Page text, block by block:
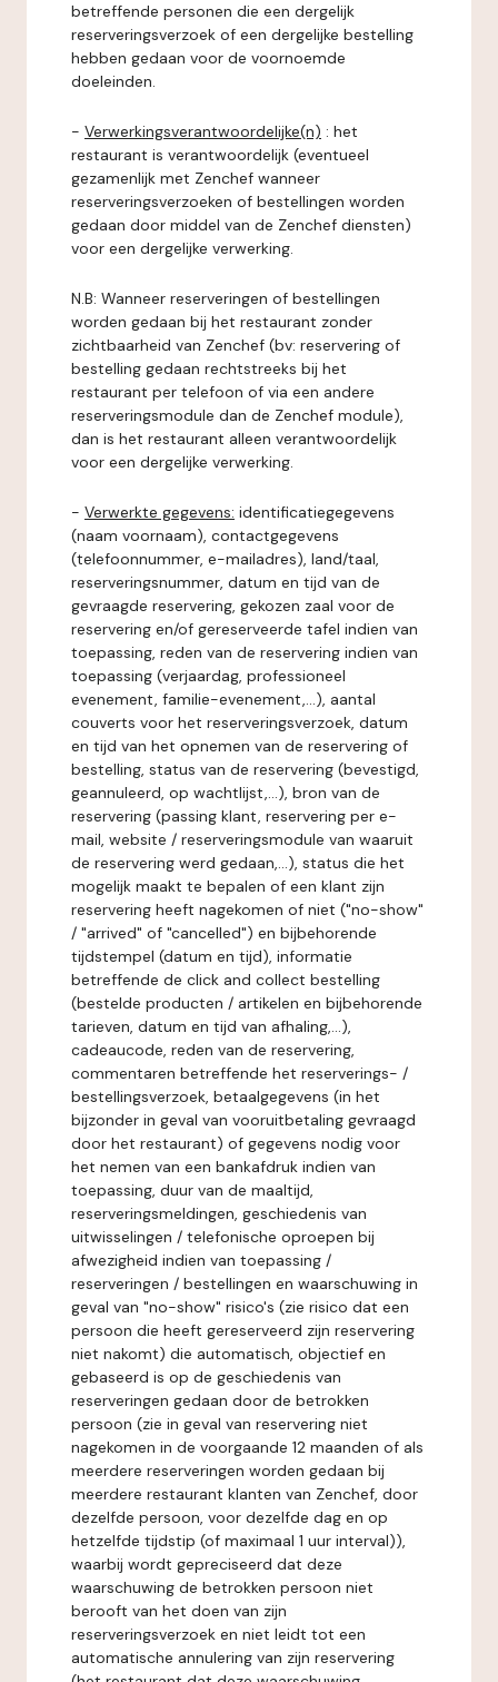
betreffende personen die een dergelijk
reserveringsverzoek of een dergelijke bestelling
hebben gedaan voor de voornoemde
doeleinden.
- Verwerkingsverantwoordelijke(n) : het
restaurant is verantwoordelijk (eventueel
gezamenlijk met Zenchef wanneer
reserveringsverzoeken of bestellingen worden
gedaan door middel van de Zenchef diensten)
voor een dergelijke verwerking.
N.B: Wanneer reserveringen of bestellingen
worden gedaan bij het restaurant zonder
zichtbaarheid van Zenchef (bv: reservering of
bestelling gedaan rechtstreeks bij het
restaurant per telefoon of via een andere
reserveringsmodule dan de Zenchef module),
dan is het restaurant alleen verantwoordelijk
voor een dergelijke verwerking.
- Verwerkte gegevens: identificatiegegevens
(naam voornaam), contactgegevens
(telefoonnummer, e-mailadres), land/taal,
reserveringsnummer, datum en tijd van de
gevraagde reservering, gekozen zaal voor de
reservering en/of gereserveerde tafel indien van
toepassing, reden van de reservering indien van
toepassing (verjaardag, professioneel
evenement, familie-evenement,...), aantal
couverts voor het reserveringsverzoek, datum
en tijd van het opnemen van de reservering of
bestelling, status van de reservering (bevestigd,
geannuleerd, op wachtlijst,...), bron van de
reservering (passing klant, reservering per e-
mail, website / reserveringsmodule van waaruit
de reservering werd gedaan,...), status die het
mogelijk maakt te bepalen of een klant zijn
reservering heeft nagekomen of niet ("no-show"
/ "arrived" of "cancelled") en bijbehorende
tijdstempel (datum en tijd), informatie
betreffende de click and collect bestelling
(bestelde producten / artikelen en bijbehorende
tarieven, datum en tijd van afhaling,...),
cadeaucode, reden van de reservering,
commentaren betreffende het reserverings- /
bestellingsverzoek, betaalgegevens (in het
bijzonder in geval van vooruitbetaling gevraagd
door het restaurant) of gegevens nodig voor
het nemen van een bankafdruk indien van
toepassing, duur van de maaltijd,
reserveringsmeldingen, geschiedenis van
uitwisselingen / telefonische oproepen bij
afwezigheid indien van toepassing /
reserveringen / bestellingen en waarschuwing in
geval van "no-show" risico's (zie risico dat een
persoon die heeft gereserveerd zijn reservering
niet nakomt) die automatisch, objectief en
gebaseerd is op de geschiedenis van
reserveringen gedaan door de betrokken
persoon (zie in geval van reservering niet
nagekomen in de voorgaande 12 maanden of als
meerdere reserveringen worden gedaan bij
meerdere restaurant klanten van Zenchef, door
dezelfde persoon, voor dezelfde dag en op
hetzelfde tijdstip (of maximaal 1 uur interval)),
waarbij wordt gepreciseerd dat deze
waarschuwing de betrokken persoon niet
berooft van het doen van zijn
reserveringsverzoek en niet leidt tot een
automatische annulering van zijn reservering